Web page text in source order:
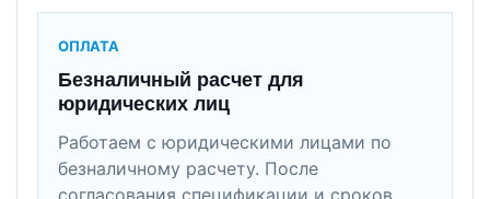
ОПЛАТА
Безналичный расчет для
юридических лиц
Работаем с юридическими лицами по
безналичному расчету. После
согласования спецификации и сроков